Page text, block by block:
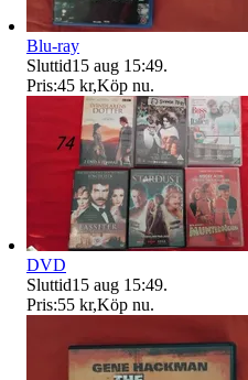
Blu-ray
Sluttid15 aug 15:49.
Pris:45 kr,Köp nu.
DVD
Sluttid15 aug 15:49.
Pris:55 kr,Köp nu.